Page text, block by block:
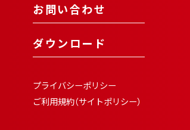
お問い合わせ
ダウンロード
プライバシーポリシー
ご利用規約（サイトポリシー）